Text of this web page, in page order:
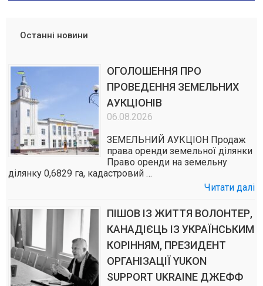
Останні новини
ОГОЛОШЕННЯ ПРО
ПРОВЕДЕННЯ ЗЕМЕЛЬНИХ
АУКЦІОНІВ
06.08.2026
ЗЕМЕЛЬНИЙ АУКЦІОН Продаж
права оренди земельної ділянки
Право оренди на земельну
ділянку 0,6829 га, кадастровий …
Читати далі
ПІШОВ ІЗ ЖИТТЯ ВОЛОНТЕР,
КАНАДІЄЦЬ ІЗ УКРАЇНСЬКИМ
КОРІННЯМ, ПРЕЗИДЕНТ
ОРГАНІЗАЦІЇ YUKON
SUPPORT UKRAINE ДЖЕФФ